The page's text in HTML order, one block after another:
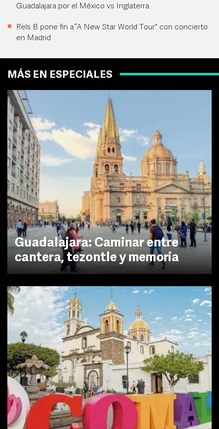
Guadalajara por el México vs Inglaterra
Rels B pone fin a “A New Star World Tour” con concierto
en Madrid
MÁS EN ESPECIALES
Guadalajara: Caminar entre
cantera, tezontle y memoria